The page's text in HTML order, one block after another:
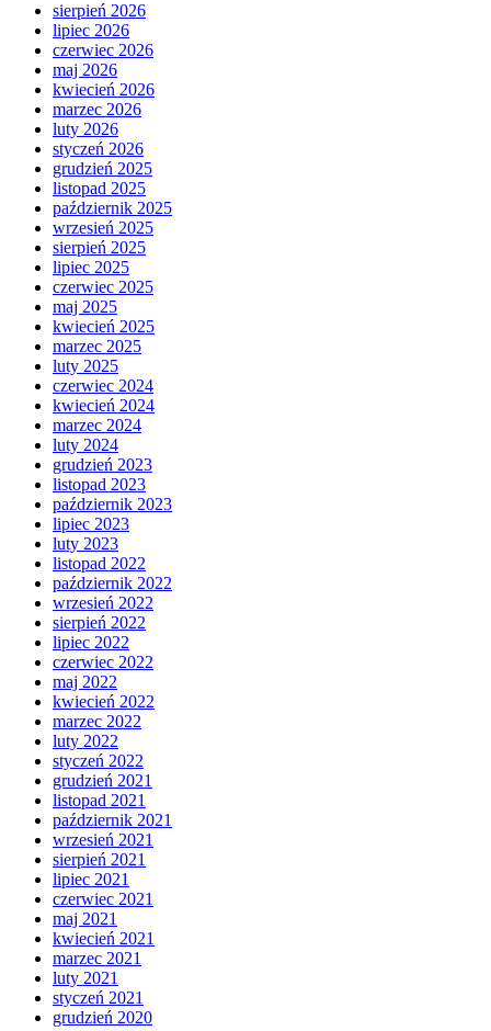
sierpień 2026
lipiec 2026
czerwiec 2026
maj 2026
kwiecień 2026
marzec 2026
luty 2026
styczeń 2026
grudzień 2025
listopad 2025
październik 2025
wrzesień 2025
sierpień 2025
lipiec 2025
czerwiec 2025
maj 2025
kwiecień 2025
marzec 2025
luty 2025
czerwiec 2024
kwiecień 2024
marzec 2024
luty 2024
grudzień 2023
listopad 2023
październik 2023
lipiec 2023
luty 2023
listopad 2022
październik 2022
wrzesień 2022
sierpień 2022
lipiec 2022
czerwiec 2022
maj 2022
kwiecień 2022
marzec 2022
luty 2022
styczeń 2022
grudzień 2021
listopad 2021
październik 2021
wrzesień 2021
sierpień 2021
lipiec 2021
czerwiec 2021
maj 2021
kwiecień 2021
marzec 2021
luty 2021
styczeń 2021
grudzień 2020